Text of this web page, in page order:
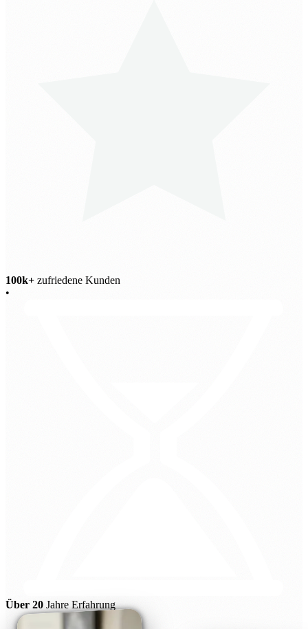
100k+ zufriedene Kunden
•
Über 20 Jahre Erfahrung